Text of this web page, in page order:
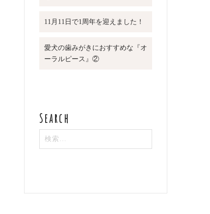
11月11日で1周年を迎えました！
愛犬の歯みがきにおすすめな『オ
ーラルピース』②
検